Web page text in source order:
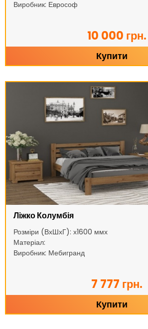
Виробник: Еврософ
10 000 грн.
Купити
Ліжко Колумбія
Розміри (ВхШхГ): х1600 ммх
Матеріал:
Виробник: Мебигранд
7 777 грн.
Купити